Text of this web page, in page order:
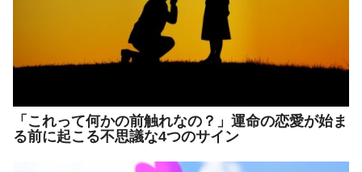
「これって何かの前触れなの？」運命の恋愛が始ま
る前に起こる不思議な4つのサイン